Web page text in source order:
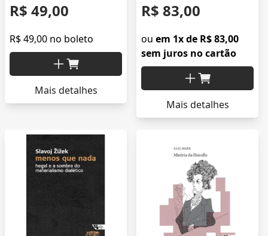
R$ 49,00
R$ 49,00 no boleto
Mais detalhes
R$ 83,00
ou em 1x de R$ 83,00
sem juros no cartão
Mais detalhes